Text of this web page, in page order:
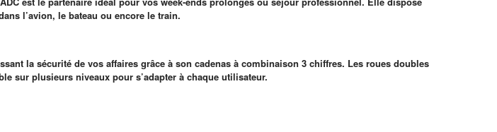
l’avion, le bateau ou encore le train.
la sécurité de vos affaires grâce à son cadenas à combinaison 3 chiffres. Les roues doubles
sur plusieurs niveaux pour s’adapter à chaque utilisateur.